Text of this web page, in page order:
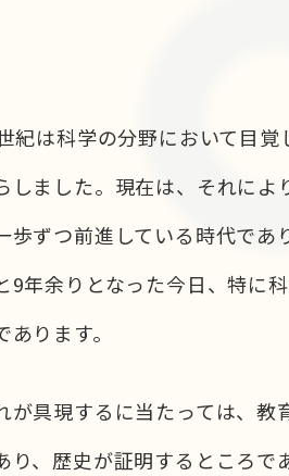
紀は科学の分野において目
しました。現在は、それに
歩ずつ前進している時代で
9年余りとなった今日、特に
あります。
が具現するに当たっては、
り、歴史が証明するところで